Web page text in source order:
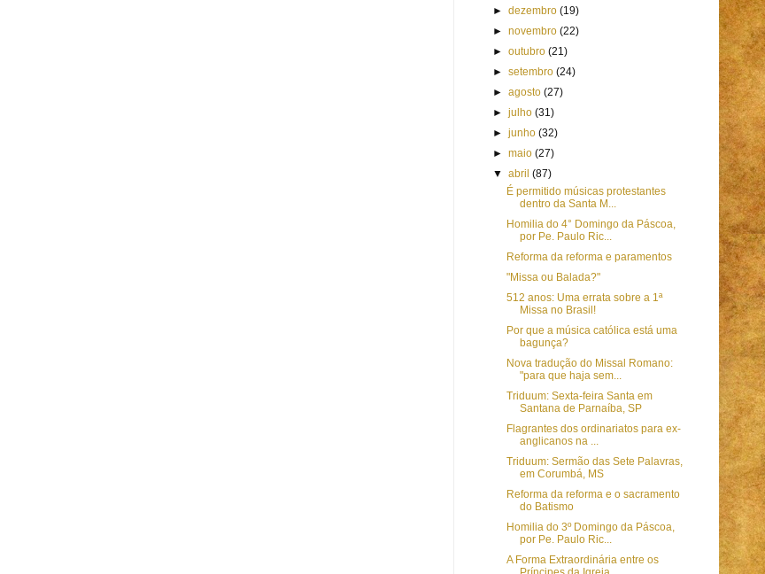
►dezembro(19)
►novembro(22)
►outubro(21)
►setembro(24)
►agosto(27)
►julho(31)
►junho(32)
►maio(27)
▼abril(87)
É permitido músicas protestantes
dentro da Santa M...
Homilia do 4° Domingo da Páscoa,
por Pe. Paulo Ric...
Reforma da reforma e paramentos
"Missa ou Balada?"
512 anos: Uma errata sobre a 1ª
Missa no Brasil!
Por que a música católica está uma
bagunça?
Nova tradução do Missal Romano:
"para que haja sem...
Triduum: Sexta-feira Santa em
Santana de Parnaíba, SP
Flagrantes dos ordinariatos para ex-
anglicanos na ...
Triduum: Sermão das Sete Palavras,
em Corumbá, MS
Reforma da reforma e o sacramento
do Batismo
Homilia do 3º Domingo da Páscoa,
por Pe. Paulo Ric...
A Forma Extraordinária entre os